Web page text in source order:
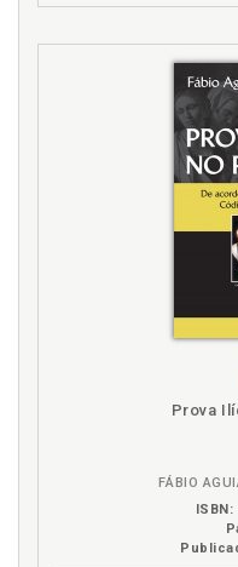
Legislação
Tutela jurídica
constitucional, p. 59
Prova
FÁBIO
ISBN: